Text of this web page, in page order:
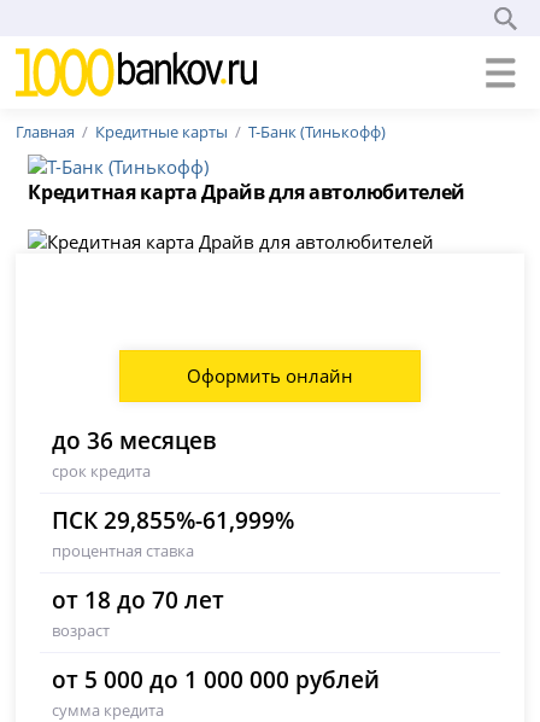
Главная Кредитные карты Т-Банк (Тинькофф)
Кредитная карта Драйв для автолюбителей
Оформить онлайн
до 36 месяцев
срок кредита
ПСК 29,855%-61,999%
процентная ставка
от 18 до 70 лет
возраст
от 5 000 до 1 000 000 рублей
сумма кредита